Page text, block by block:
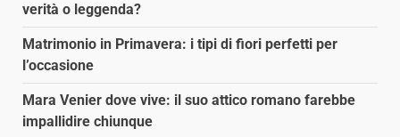
verità o leggenda?
Matrimonio in Primavera: i tipi di fiori perfetti per
l’occasione
Mara Venier dove vive: il suo attico romano farebbe
impallidire chiunque